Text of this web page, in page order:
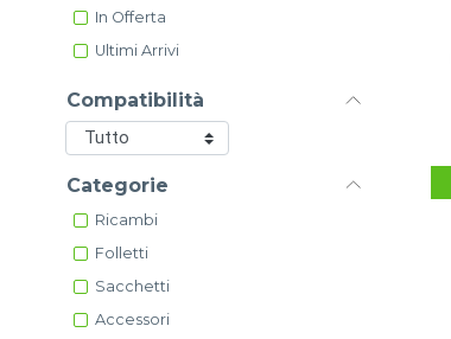
In Offerta
Ultimi Arrivi
Compatibilità
Categorie
Ricambi
Folletti
Sacchetti
Accessori